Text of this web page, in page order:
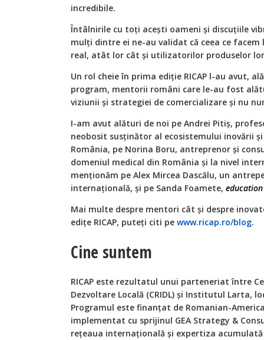
incredibile.
Întâlnirile cu toți acești oameni și discuțiile
mulți dintre ei ne-au validat că ceea ce facem
real, atât lor cât și utilizatorilor produselor
Un rol cheie în prima ediție RICAP l-au avut,
program, mentorii români care le-au fost
viziunii și strategiei de comercializare și nu
I-am avut alături de noi pe Andrei Pitiș,
neobosit susținător al ecosistemului inovării
România, pe Norina Boru, antreprenor și
domeniul medical din România și la nivel
menționăm pe Alex Mircea Dascălu, un
internațională, și pe Sanda Foamete,
Mai multe despre mentori cât și despre
edițe RICAP, puteți citi pe www.ricap.ro/blog.
Cine suntem
RICAP este rezultatul unui parteneriat între
Dezvoltare Locală (CRIDL) și Institutul Larta,
Programul este finanțat de Romanian-
implementat cu sprijinul GEA Strategy &
rețeaua internațională și expertiza